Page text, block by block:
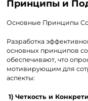
Принципы и
Основные Принципы
Разработка
основных принципов
обеспечивают, что
мотивирующим для
аспекты:
1) Четкость и